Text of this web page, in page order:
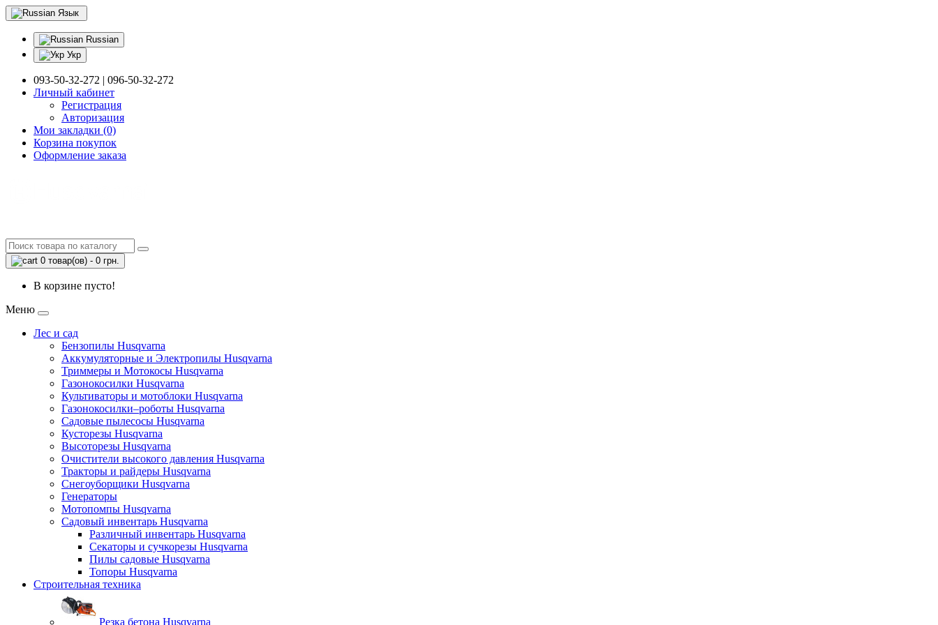
Язык
Russian
Укр
093-50-32-272 | 096-50-32-272
Личный кабинет
Регистрация
Авторизация
Мои закладки (0)
Корзина покупок
Оформление заказа
0 товар(ов) - 0 грн.
В корзине пусто!
Меню
Лес и сад
Бензопилы Husqvarna
Аккумуляторные и Электропилы Нusqvarna
Триммеры и Мотокосы Нusqvarna
Газонокосилки Husqvarna
Культиваторы и мотоблоки Husqvarna
Газонокосилки–роботы Husqvarna
Садовые пылесосы Husqvarna
Кусторезы Husqvarna
Высоторезы Husqvarna
Очистители высокого давления Husqvarna
Тракторы и райдеры Husqvarna
Снегоуборщики Husqvarna
Генераторы
Мотопомпы Husqvarna
Садовый инвентарь Husqvarna
Различный инвентарь Husqvarna
Секаторы и сучкорезы Husqvarna
Пилы садовые Husqvarna
Топоры Husqvarna
Строительная техника
Резка бетона Husqvarna